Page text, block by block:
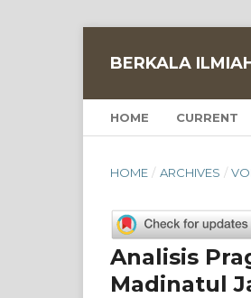
BERKALA
HOME CURRENT
HOME / ARCHIVES /
Analisis
Madinatul